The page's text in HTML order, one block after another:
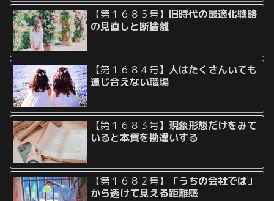
【第１６８５号】 旧時代の最適化戦略
の見直しと断捨離
【第１６８４号】人はたくさんいても
通じ合えない職場
【第１６８３号】現象形態だけをみて
いると本質を勘違いする
【第１６８２号】
「うちの会社では」
から透けて見える距離感